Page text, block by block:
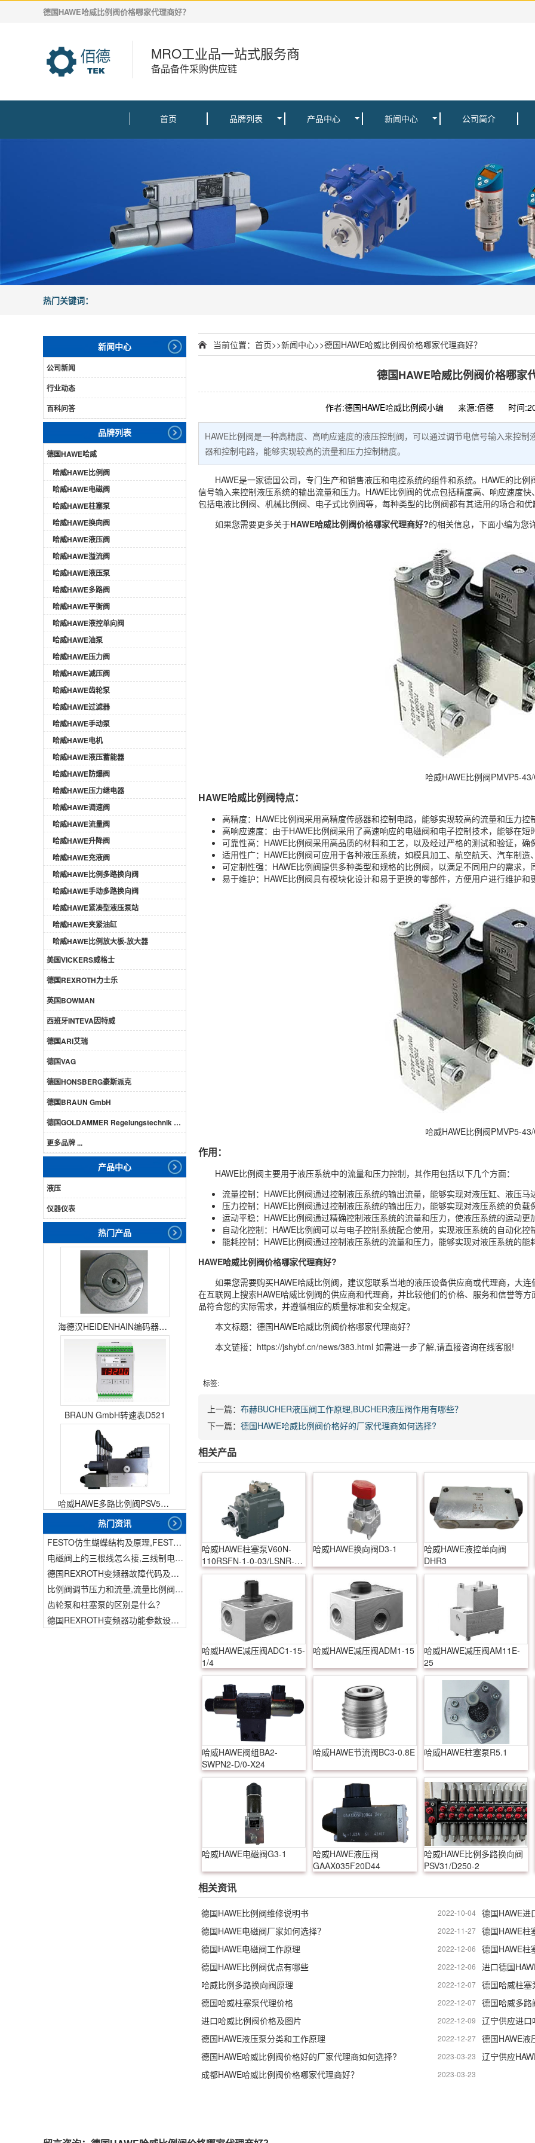
德国HAWE哈威比例阀价格哪家代理商好？
MRO工业品一站式服务商
备品备件采购供应链
首页 品牌列表 产品中心 新闻中心 公司简介
热门关键词：
新闻中心
公司新闻
行业动态
百科问答
品牌列表
德国HAWE哈威
哈威HAWE比例阀
哈威HAWE电磁阀
哈威HAWE柱塞泵
哈威HAWE换向阀
哈威HAWE液压阀
哈威HAWE溢流阀
哈威HAWE液压泵
哈威HAWE多路阀
哈威HAWE平衡阀
哈威HAWE液控单向阀
哈威HAWE油泵
哈威HAWE压力阀
哈威HAWE减压阀
哈威HAWE齿轮泵
哈威HAWE过滤器
哈威HAWE手动泵
哈威HAWE电机
哈威HAWE液压蓄能器
哈威HAWE防爆阀
哈威HAWE压力继电器
哈威HAWE调速阀
哈威HAWE流量阀
哈威HAWE升降阀
哈威HAWE充液阀
哈威HAWE比例多路换向阀
哈威HAWE手动多路换向阀
哈威HAWE紧凑型液压泵站
哈威HAWE夹紧油缸
哈威HAWE比例放大板-放大器
美国VICKERS威格士
德国REXROTH力士乐
英国BOWMAN
西班牙INTEVA因特威
德国ARI艾瑞
德国VAG
德国HONSBERG豪斯派克
德国BRAUN GmbH
德国GOLDAMMER Regelungstechnik GmbH
更多品牌 ...
产品中心
液压
仪器仪表
热门产品
海德汉HEIDENHAIN编码器ERN1387204862S14-70
BRAUN GmbH转速表D521
哈威HAWE多路比例阀PSV51-3
热门资讯
FESTO仿生蝴蝶结构及原理,FESTO仿生蝴蝶具有什么功能
电磁阀上的三根线怎么接,三线制电磁阀接线
德国REXROTH变频器故障代码及故障解决方法
比例阀调节压力和流量,流量比例阀的控制方法
齿轮泵和柱塞泵的区别是什么？
德国REXROTH变频器功能参数设置与操作方法介绍。
当前位置： 首页>>新闻中心>>德国HAWE哈威比例阀价格哪家代理商好？
德国HAWE哈威比例阀价格哪家
作者:德国HAWE哈威比例阀小编 来源:佰德 时间
HAWE比例阀是一种高精度、高响应速度的液压控制阀，可以通过调节电信号输入来控
器和控制电路，能够实现较高的流量和压力控制精度。
HAWE是一家德国公司，专门生产和销售液压和电控系统的组件和系统。HAWE的比例
信号输入来控制液压系统的输出流量和压力。HAWE比例阀的优点包括精度高、响应速度
包括电液比例阀、机械比例阀、电子式比例阀等，每种类型的比例阀都有其适用的场合和
如果您需要更多关于HAWE哈威比例阀价格哪家代理商好?的相关信息，下面小编为您
哈威HAWE比例阀PMVP5-
HAWE哈威比例阀特点：
高精度：HAWE比例阀采用高精度传感器和控制电路，能够实现较高的流量和压力控
高响应速度：由于HAWE比例阀采用了高速响应的电磁阀和电子控制技术，能够在短
可靠性高：HAWE比例阀采用高品质的材料和工艺，以及经过严格的测试和验证，
适用性广：HAWE比例阀可应用于各种液压系统，如模具加工、航空航天、汽车制
可定制性强：HAWE比例阀提供多种类型和规格的比例阀，以满足不同用户的需求，
易于维护：HAWE比例阀具有模块化设计和易于更换的零部件，方便用户进行维护和
哈威HAWE比例阀PMVP5-
作用：
HAWE比例阀主要用于液压系统中的流量和压力控制，其作用包括以下几个方面：
流量控制：HAWE比例阀通过控制液压系统的输出流量，能够实现对液压缸、液压马
压力控制：HAWE比例阀通过控制液压系统的输出压力，能够实现对液压系统的负
运动平稳：HAWE比例阀通过精确控制液压系统的流量和压力，使液压系统的运动
自动化控制：HAWE比例阀可以与电子控制系统配合使用，实现液压系统的自动化
能耗控制：HAWE比例阀通过控制液压系统的流量和压力，能够实现对液压系统的
HAWE哈威比例阀价格哪家代理商好?
如果您需要购买HAWE哈威比例阀，建议您联系当地的液压设备供应商或代理商，大
在互联网上搜索HAWE哈威比例阀的供应商和代理商，并比较他们的价格、服务和信誉等
品符合您的实际需求，并遵循相应的质量标准和安全规定。
本文标题：德国HAWE哈威比例阀价格哪家代理商好？
本文链接：https://jshybf.cn/news/383.html 如需进一步了解,请直接咨询在线客服!
标签:
上一篇： 布赫BUCHER液压阀工作原理,BUCHER液压阀作用有哪些？
下一篇： 德国HAWE哈威比例阀价格好的厂家代理商如何选择?
相关产品
哈威HAWE柱塞泵V60N-
110RSFN-1-0-03/LSNR-
280
哈威HAWE换向阀D3-1
哈威HAWE液控单向阀
DHR3
哈威HAWE减压阀ADC1-15-
1/4
哈威HAWE减压阀ADM1-15
哈威HAWE减压阀AM11E-
25
哈威HAWE阀组BA2-
SWPN2-D/0-X24
哈威HAWE节流阀BC3-0.8E 哈威HAWE柱塞泵R5.1
哈威HAWE电磁阀G3-1
哈威HAWE液压阀
GAAX035F20D44
哈威HAWE比例多路换向阀
PSV31/D250-2
相关资讯
2022-10-04
德国HAWE比例阀维修说明书 德国HAWE进
2022-11-27
德国HAWE电磁阀厂家如何选择？ 德国HAWE柱
2022-12-06
德国HAWE电磁阀工作原理 德国HAWE柱
2022-12-06
德国HAWE比例阀优点有哪些 进口德国
2022-12-07
哈威比例多路换向阀原理 德国哈威柱
2022-12-07
德国哈威柱塞泵代理价格 德国哈威多
2022-12-09
进口哈威比例阀价格及图片 辽宁供应进
2022-12-27
德国HAWE液压泵分类和工作原理 德国HAWE液
2023-03-23
德国HAWE哈威比例阀价格好的厂家代理商如何选择? 辽宁供应
2023-03-23
成都HAWE哈威比例阀价格哪家代理商好？